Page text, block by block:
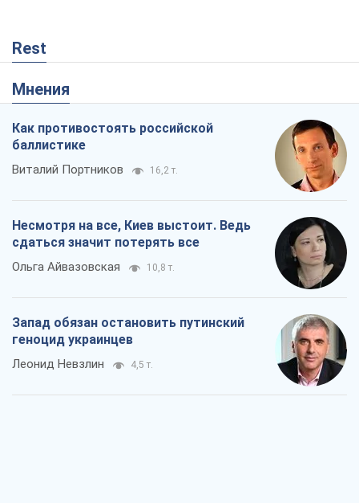
Rest
Мнения
Как противостоять российской
баллистике
Виталий Портников 16,2 т.
Несмотря на все, Киев выстоит. Ведь
сдаться значит потерять все
Ольга Айвазовская 10,8 т.
Запад обязан остановить путинский
геноцид украинцев
Леонид Невзлин 4,5 т.